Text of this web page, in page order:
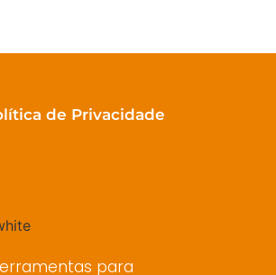
de Privacidade
para